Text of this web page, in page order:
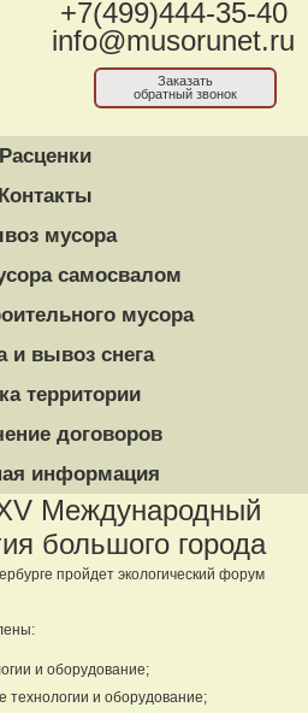
+7(499)444-35-40
info@musorunet.ru
Заказать
обратный звонок
Расценки
Контакты
мусора
самосвалом
мусора
и вывоз снега
территории
договоров
информация
Международный
большого города
пройдет экологический форум
и оборудование;
технологии и оборудование;